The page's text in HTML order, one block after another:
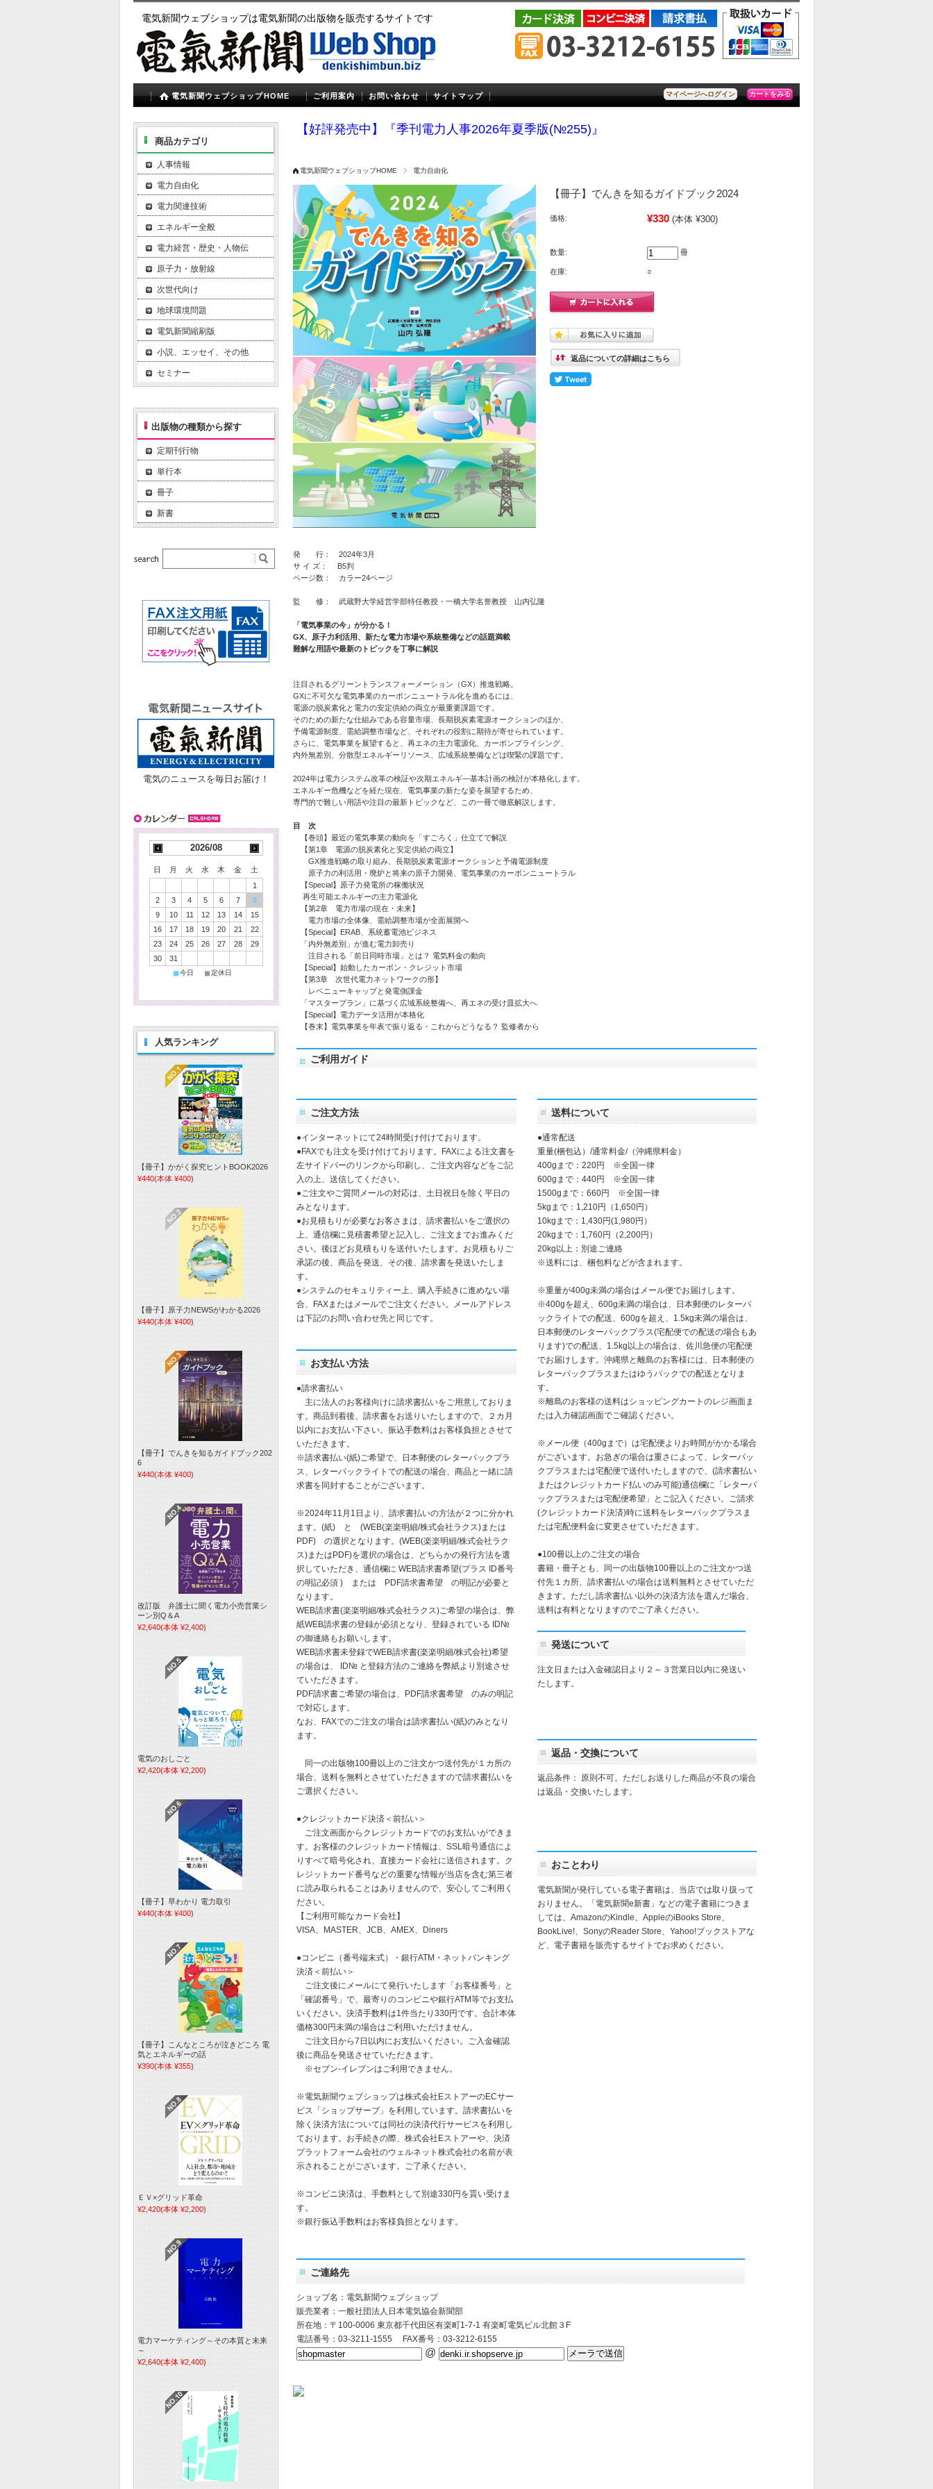
電気新聞ウェブショップは電気新聞の出版物を販売するサイトです
マイページへログイン カートをみる
電気新聞ウェブショップHOME ご利用案内 お問い合わせ サイトマップ
【好評発売中】『季刊電力人事2026年夏季版(№255)』
電気新聞ウェブショップHOME 電力自由化
【冊子】でんきを知るガイドブック2024
価格: ¥330 (本体 ¥300)
数量: 冊
在庫: ○
返品についての詳細はこちら
発 行： 2024年3月
サ イ ズ： B5判
ページ数： カラー24ページ
監 修： 武蔵野大学経営学部特任教授・一橋大学名誉教授 山内弘隆
「電気事業の今」が分かる！
GX、原子力利活用、新たな電力市場や系統整備などの話題満載
難解な用語や最新のトピックを丁寧に解説
注目されるグリーントランスフォーメーション（GX）推進戦略。
GXに不可欠な電気事業のカーボンニュートラル化を進めるには、
電源の脱炭素化と電力の安定供給の両立が最重要課題です。
そのための新たな仕組みである容量市場、長期脱炭素電源オークションのほか、
予備電源制度、需給調整市場など、それぞれの役割に期待が寄せられています。
さらに、電気事業を展望すると、再エネの主力電源化、カーボンプライシング、
内外無差別、分散型エネルギーリソース、広域系統整備などは喫緊の課題です。
2024年は電力システム改革の検証や次期エネルギ―基本計画の検討が本格化します。
エネルギー危機などを経た現在、電気事業の新たな姿を展望するため、
専門的で難しい用語や注目の最新トピックなど、この一冊で徹底解説します。
目 次
【巻頭】最近の電気事業の動向を「すごろく」仕立てで解説
【第1章 電源の脱炭素化と安定供給の両立】
GX推進戦略の取り組み、長期脱炭素電源オークションと予備電源制度
原子力の利活用・廃炉と将来の原子力開発、電気事業のカーボンニュートラル
【Special】原子力発電所の稼働状況
再生可能エネルギーの主力電源化
【第2章 電力市場の現在・未来】
電力市場の全体像、需給調整市場が全面展開へ
【Special】ERAB、系統蓄電池ビジネス
「内外無差別」が進む電力卸売り
注目される「前日同時市場」とは？ 電気料金の動向
【Special】始動したカーボン・クレジット市場
【第3章 次世代電力ネットワークの形】
レベニューキャップと発電側課金
「マスタープラン」に基づく広域系統整備へ、再エネの受け皿拡大へ
【Special】電力データ活用が本格化
【巻末】電気事業を年表で振り返る・これからどうなる？ 監修者から
ご利用ガイド
ご注文方法
●インターネットにて24時間受け付けております。
●FAXでも注文を受け付けております。FAXによる注文書を
左サイドバーのリンクから印刷し、ご注文内容などをご記
入の上、送信してください。
●ご注文やご質問メールの対応は、土日祝日を除く平日の
みとなります。
●お見積もりが必要なお客さまは、請求書払いをご選択の
上、通信欄に見積書希望と記入し、ご注文までお進みくだ
さい。後ほどお見積もりを送付いたします。お見積もりご
承諾の後、商品を発送、その後、請求書を発送いたしま
す。
●システムのセキュリティー上、購入手続きに進めない場
合、FAXまたはメールでご注文ください。メールアドレス
は下記のお問い合わせ先と同じです。
お支払い方法
●請求書払い
主に法人のお客様向けに請求書払いをご用意しておりま
す。商品到着後、請求書をお送りいたしますので、２カ月
以内にお支払い下さい。振込手数料はお客様負担とさせて
いただきます。
※請求書払い(紙)ご希望で、日本郵便のレターパックプラ
ス、レターパックライトでの配送の場合、商品と一緒に請
求書を同封することがございます。
※2024年11月1日より、請求書払いの方法が２つに分かれ
ます。(紙) と (WEB(楽楽明細/株式会社ラクス)または
PDF) の選択となります。(WEB(楽楽明細/株式会社ラク
ス)またはPDF)を選択の場合は、どちらかの発行方法を選
択していただき、通信欄に WEB請求書希望(プラス ID番号
の明記必須 ) または PDF請求書希望 の明記が必要と
なります。
WEB請求書(楽楽明細/株式会社ラクス)ご希望の場合は、弊
紙WEB請求書の登録が必須となり、登録されている ID№
の御連絡もお願いします。
WEB請求書未登録でWEB請求書(楽楽明細/株式会社)希望
の場合は、 ID№ と登録方法のご連絡を弊紙より別途させ
ていただきます。
PDF請求書ご希望の場合は、PDF請求書希望 のみの明記
で対応します。
なお、FAXでのご注文の場合は請求書払い(紙)のみとなり
ます。
同一の出版物100冊以上のご注文かつ送付先が１カ所の
場合、送料を無料とさせていただきますので請求書払いを
ご選択ください。
●クレジットカード決済＜前払い＞
ご注文画面からクレジットカードでのお支払いができま
す。お客様のクレジットカード情報は、SSL暗号通信によ
りすべて暗号化され、直接カード会社に送信されます。ク
レジットカード番号などの重要な情報が当店を含む第三者
に読み取られることはありませんので、安心してご利用く
ださい。
【ご利用可能なカード会社】
VISA、MASTER、JCB、AMEX、Diners
●コンビニ（番号端末式）・銀行ATM・ネットバンキング
決済＜前払い＞
ご注文後にメールにて発行いたします「お客様番号」と
「確認番号」で、最寄りのコンビニや銀行ATM等でお支払
いください。決済手数料は1件当たり330円です。合計本体
価格300円未満の場合はご利用いただけません。
ご注文日から7日以内にお支払いください。ご入金確認
後に商品を発送させていただきます。
※セブン-イレブンはご利用できません。
※電気新聞ウェブショップは株式会社EストアーのECサー
ビス「ショップサーブ」を利用しています。請求書払いを
除く決済方法については同社の決済代行サービスを利用し
ております。お手続きの際、株式会社Eストアーや、決済
プラットフォーム会社のウェルネット株式会社の名前が表
示されることがございます。ご了承ください。
※コンビニ決済は、手数料として別途330円を貰い受けま
す。
※銀行振込手数料はお客様負担となります。
送料について
●通常配送
重量(梱包込）/通常料金/（沖縄県料金）
400gまで：220円 ※全国一律
600gまで：440円 ※全国一律
1500gまで：660円 ※全国一律
5kgまで：1,210円（1,650円）
10kgまで：1,430円(1,980円）
20kgまで：1,760円（2,200円）
20kg以上：別途ご連絡
※送料には、梱包料などが含まれます。
※重量が400g未満の場合はメール便でお届けします。
※400gを超え、600g未満の場合は、日本郵便のレターパ
ックライトでの配送、600gを超え、1.5kg未満の場合は、
日本郵便のレターパックプラス(宅配便での配送の場合もあ
ります)での配送、1.5kg以上の場合は、佐川急便の宅配便
でお届けします。沖縄県と離島のお客様には、日本郵便の
レターパックプラスまたはゆうパックでの配送となりま
す。
※離島のお客様の送料はショッピングカートのレジ画面ま
たは入力確認画面でご確認ください。
※メール便（400gまで）は宅配便よりお時間がかかる場合
がございます。お急ぎの場合は重さによって、レターパッ
クプラスまたは宅配便で送付いたしますので、(請求書払い
またはクレジットカード払いのみ可能)通信欄に「レターパ
ックプラスまたは宅配便希望」とご記入ください。ご請求
(クレジットカード決済)時に送料をレターパックプラスま
たは宅配便料金に変更させていただきます。
●100冊以上のご注文の場合
書籍・冊子とも、同一の出版物100冊以上のご注文かつ送
付先１カ所、請求書払いの場合は送料無料とさせていただ
きます。ただし請求書払い以外の決済方法を選んだ場合、
送料は有料となりますのでご了承ください。
発送について
注文日または入金確認日より２～３営業日以内に発送い
たします。
返品・交換について
返品条件： 原則不可。ただしお送りした商品が不良の場合
は返品・交換いたします。
おことわり
電気新聞が発行している電子書籍は、当店では取り扱って
おりません。「電気新聞e新書」などの電子書籍につきま
しては、AmazonのKindle、AppleのiBooks Store、
BookLive!、SonyのReader Store、Yahoo!ブックストアな
ど、電子書籍を販売するサイトでお求めください。
ご連絡先
ショップ名：電気新聞ウェブショップ
販売業者：一般社団法人日本電気協会新聞部
所在地：〒100-0006 東京都千代田区有楽町1-7-1 有楽町電気ビル北館３F
電話番号：03-3211-1555 FAX番号：03-3212-6155
@
商品カテゴリ
人事情報
電力自由化
電力関連技術
エネルギー全般
電力経営・歴史・人物伝
原子力・放射線
次世代向け
地球環境問題
電気新聞縮刷版
小説、エッセイ、その他
セミナー
出版物の種類から探す
定期刊行物
単行本
冊子
新書
電気のニュースを毎日お届け！
2026/08
日 月 火 水 木 金
土
1
2
3 4 5 6 7
8
9
10 11 12 13 14
15
16
17 18 19 20 21
22
23
24 25 26 27 28
29
30
31
■今日 ■定休日
人気ランキング
【冊子】かがく探究ヒントBOOK2026
¥440(本体 ¥400)
【冊子】原子力NEWSがわかる2026
¥440(本体 ¥400)
【冊子】でんきを知るガイドブック202
6
¥440(本体 ¥400)
改訂版 弁護士に聞く電力小売営業シ
ーン別Q＆A
¥2,640(本体 ¥2,400)
電気のおしごと
¥2,420(本体 ¥2,200)
【冊子】早わかり 電力取引
¥440(本体 ¥400)
【冊子】こんなところが泣きどころ 電
気とエネルギーの話
¥390(本体 ¥355)
ＥＶ×グリッド革命
¥2,420(本体 ¥2,200)
電力マーケティング～その本質と未来
～
¥2,640(本体 ¥2,400)